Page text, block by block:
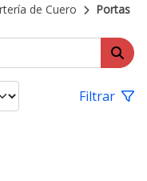
de Cuero Portas
Filtrar